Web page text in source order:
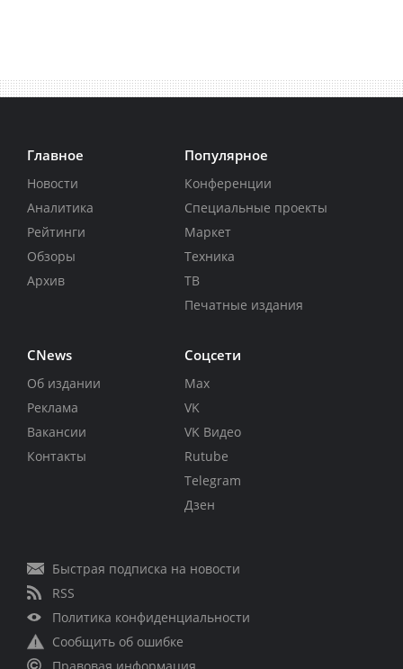
Главное
Новости
Аналитика
Рейтинги
Обзоры
Архив
Популярное
Конференции
Специальные проекты
Маркет
Техника
ТВ
Печатные издания
CNews
Об издании
Реклама
Вакансии
Контакты
Соцсети
Max
VK
VK Видео
Rutube
Telegram
Дзен
Быстрая подписка на новости
RSS
Политика конфиденциальности
Сообщить об ошибке